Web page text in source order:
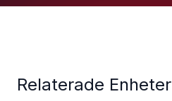
Relaterade Enheter